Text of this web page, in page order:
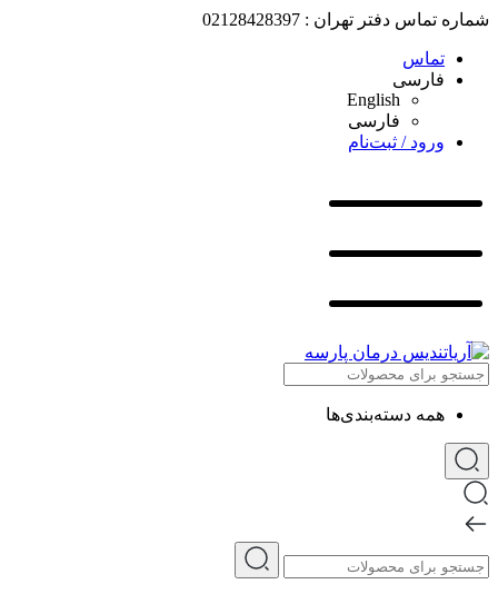
شماره تماس دفتر تهران : 02128428397
تماس
فارسی
English
فارسی
ورود / ثبت‌نام
همه دسته‌بندی‌ها